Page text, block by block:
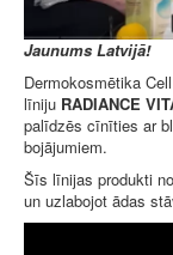
Jaunums Latvijā!
Dermokosmētika
līniju RADIANCE
palīdzēs cīnīties ar
bojājumiem.
Šīs līnijas produkti
un uzlabojot ādas